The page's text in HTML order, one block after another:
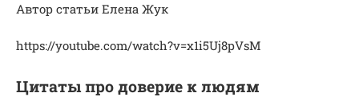
Автор статьи Елена Жук
https://youtube.com/watch?v=x1i5Uj8pVsM
Цитаты про доверие к людям